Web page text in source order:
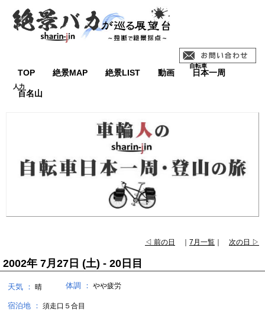
TOP 絶景MAP 絶景LIST 動画 日本一周
百名山
◁ 前の日 7月一覧 次の日 ▷
2002年 7月27日 (土) - 20日目
天気 ： 晴 体調 ： やや疲労
宿泊地 ： 須走口５合目